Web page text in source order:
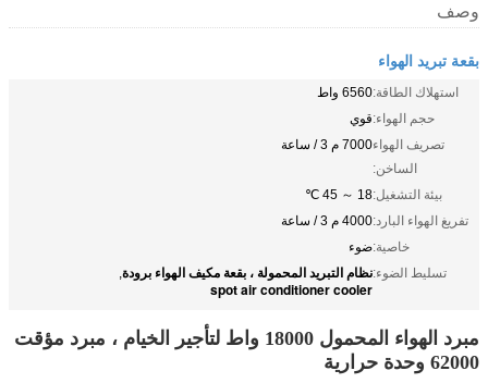
وصف
بقعة تبريد الهواء
استهلاك الطاقة:6560 واط
حجم الهواء:قوي
تصريف الهواء
الساخن:
7000 م 3 / ساعة
بيئة التشغيل:18 ～ 45 ℃
تفريغ الهواء البارد:4000 م 3 / ساعة
خاصية:ضوء
تسليط الضوء:نظام التبريد المحمولة ، بقعة مكيف الهواء برودة,
spot air conditioner cooler
مبرد الهواء المحمول 18000 واط لتأجير الخيام ، مبرد مؤقت
62000 وحدة حرارية